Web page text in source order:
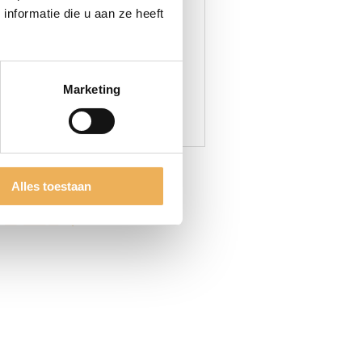
die u aan ze heeft
Marketing
Alles toestaan
Deze worden geleverd
dit bij harde stopwas
makkelijker. Dus als u een